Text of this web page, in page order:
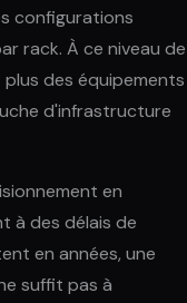
configurations
rack. À ce niveau de
des équipements
d'infrastructure
en
à des délais de
en années, une
suffit pas à